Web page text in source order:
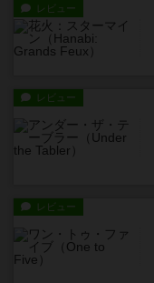
レビュー
レビュー
レビュー